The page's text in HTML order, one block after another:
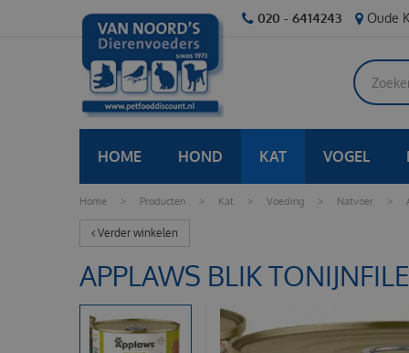
Home > Producten > Kat > Voeding > Natvoer >
020 - 6414243 Oude
HOME HOND KAT VOGEL
Verder winkelen
APPLAWS BLIK